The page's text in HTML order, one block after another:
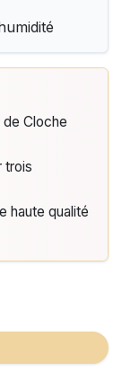
de Cloche
trois
haute qualité